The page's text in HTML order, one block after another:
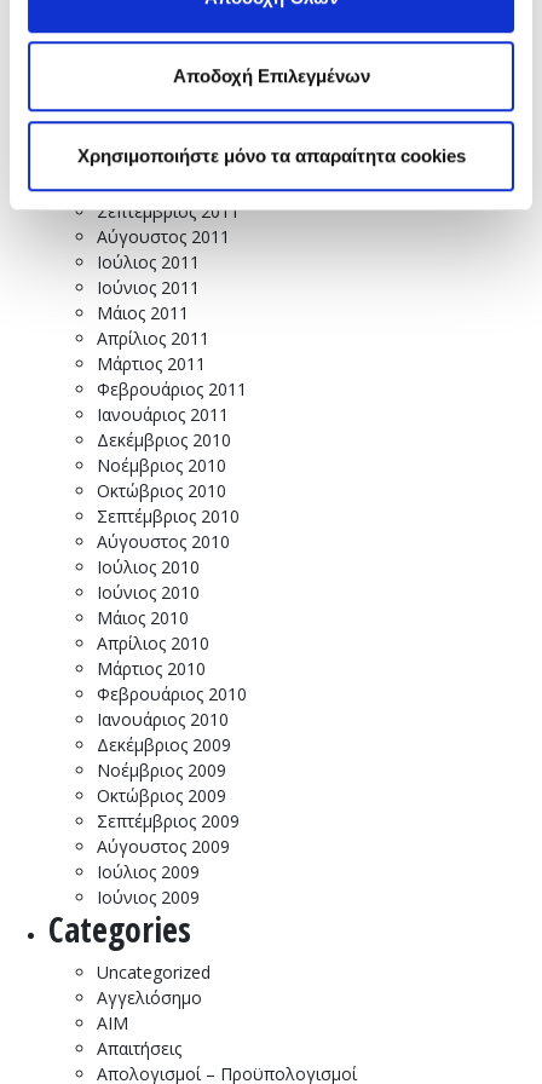
Αποδοχή Επιλεγμένων
Χρησιμοποιήστε μόνο τα απαραίτητα cookies
Απρίλιος 2012
Φεβρουάριος 2012
Ιανουάριος 2012
Νοέμβριος 2011
Οκτώβριος 2011
Σεπτέμβριος 2011
Αύγουστος 2011
Ιούλιος 2011
Ιούνιος 2011
Μάιος 2011
Απρίλιος 2011
Μάρτιος 2011
Φεβρουάριος 2011
Ιανουάριος 2011
Δεκέμβριος 2010
Νοέμβριος 2010
Οκτώβριος 2010
Σεπτέμβριος 2010
Αύγουστος 2010
Ιούλιος 2010
Ιούνιος 2010
Μάιος 2010
Απρίλιος 2010
Μάρτιος 2010
Φεβρουάριος 2010
Ιανουάριος 2010
Δεκέμβριος 2009
Νοέμβριος 2009
Οκτώβριος 2009
Σεπτέμβριος 2009
Αύγουστος 2009
Ιούλιος 2009
Ιούνιος 2009
Categories
Uncategorized
Αγγελιόσημο
ΑΙΜ
Απαιτήσεις
Απολογισμοί – Προϋπολογισμοί